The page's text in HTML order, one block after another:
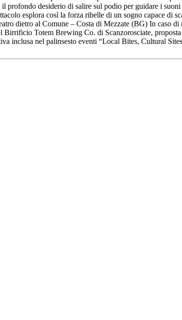
profondo desiderio di salire sul podio per guidare i
esplora così la forza ribelle di un sogno capace di
dietro al Comune – Costa di Mezzate (BG) In caso
Birrificio Totem Brewing Co. di Scanzorosciate,
inclusa nel palinsesto eventi “Local Bites, Cultural